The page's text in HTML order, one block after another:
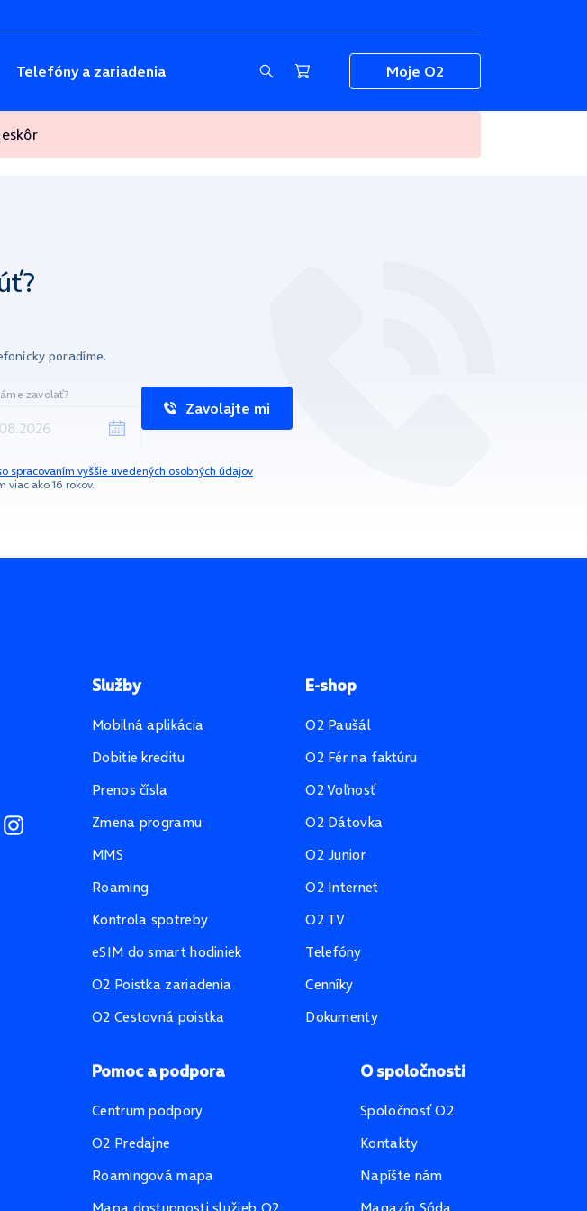
Telefóny a zariadenia Moje O2
poradíme.
zavolať?
Zavolajte mi
spracovaním vyššie uvedených osobných údajov
ako 16 rokov.
Služby
Mobilná aplikácia
Dobitie kreditu
Prenos čísla
Zmena programu
MMS
Roaming
Kontrola spotreby
eSIM do smart hodiniek
O2 Poistka zariadenia
O2 Cestovná poistka
E-shop
O2 Paušál
O2 Fér na faktúru
O2 Voľnosť
O2 Dátovka
O2 Junior
O2 Internet
O2 TV
Telefóny
Cenníky
Dokumenty
Pomoc a podpora
Centrum podpory
O2 Predajne
Roamingová mapa
O spoločnosti
Spoločnosť O2
Kontakty
Napíšte nám